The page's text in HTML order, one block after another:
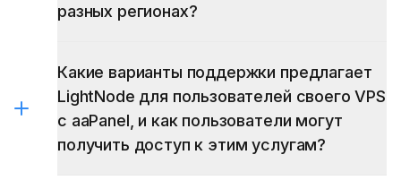
разных регионах?
Какие варианты поддержки предлагает
LightNode для пользователей своего VPS
с aaPanel, и как пользователи могут
получить доступ к этим услугам?